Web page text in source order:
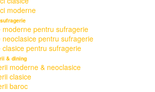
moderne
moderne pentru sufragerie
neoclasice pentru sufragerie
clasice pentru sufragerie
& dining
moderne & neoclasice
clasice
baroc